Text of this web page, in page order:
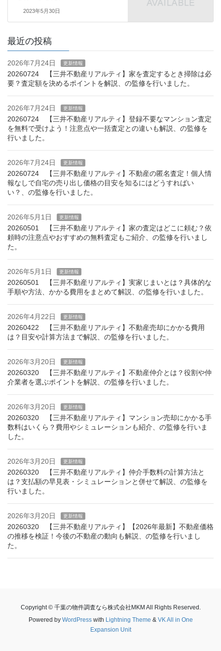
2023年5月30日
最近の投稿
2026年7月24日 更新情報
20260724 【三井不動産リアルティ】家を査定するとき掃除は必
要？査定額を決めるポイントを解説、の監修を行いました。
2026年7月24日 更新情報
20260724 【三井不動産リアルティ】登録不要なマンション査定
を無料で受けよう！注意点や一括査定との違いも解説、の監修を
行いました。
2026年7月24日 更新情報
20260724 【三井不動産リアルティ】不動産の匿名査定！個人情
報なしで自宅の売り出し価格の目安を知るにはどうすればい
い？、の監修を行いました。
2026年5月1日 更新情報
20260501 【三井不動産リアルティ】家の査定はどこに頼む？依
頼時の注意点やおすすめの無料査定もご紹介、の監修を行いまし
た。
2026年5月1日 更新情報
20260501 【三井不動産リアルティ】実家じまいとは？具体的な
手順や方法、かかる費用をまとめて解説、の監修を行いました。
2026年4月22日 更新情報
20260422 【三井不動産リアルティ】不動産売却にかかる費用
は？目安や計算方法まで解説、の監修を行いました。
2026年3月20日 更新情報
20260320 【三井不動産リアルティ】不動産仲介とは？役割や仲
介業者を選ぶポイントを解説、の監修を行いました。
2026年3月20日 更新情報
20260320 【三井不動産リアルティ】マンション売却にかかる手
数料はいくら？費用やシミュレーションも紹介、の監修を行いま
した。
2026年3月20日 更新情報
20260320 【三井不動産リアルティ】仲介手数料の計算方法と
は？支払額の早見表・シミュレーションと併せて解説、の監修を
行いました。
2026年3月20日 更新情報
20260320 【三井不動産リアルティ】【2026年最新】不動産価格
の推移を検証！今後の不動産の動向も解説、の監修を行いまし
た。
Copyright © 千葉の物件調査なら株式会社MKM All Rights Reserved.
Powered by WordPresswith Lightning Theme & VK All in One
Expansion Unit